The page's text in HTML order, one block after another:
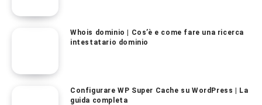
Whois dominio | Cos’è e come fare una ricerca
intestatario dominio
Configurare WP Super Cache su WordPress | La
guida completa